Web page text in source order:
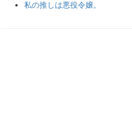
私の推しは悪役令嬢。